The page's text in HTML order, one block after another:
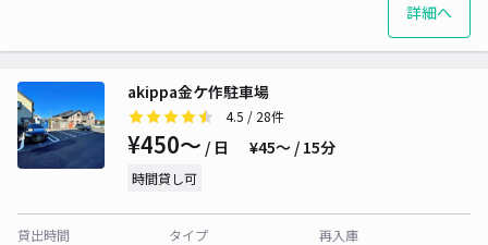
詳細へ
akippa金ケ作駐車場
4.5 / 28件
¥450〜 / 日 ¥45〜 / 15分
時間貸し可
貸出時間
タイプ
再入庫